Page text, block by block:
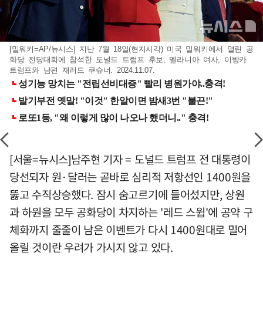
[밀워키=AP/뉴시스] 지난 7월 18일(현지시각) 미국 밀워키에서 열린 공
화당 전당대회에 참석한 도널드 트럼프 후보, 멜라니아 여사, 이방카
트럼프와 남편 재러드 쿠슈너. 2024.11.07.
[서울=뉴시스]남주현 기자 = 도널드 트럼프 전 대통령이
당선되자 원·달러는 곧바로 심리적 저항선인 1400원을
뚫고 수직상승했다. 잠시 숨고르기에 들어섰지만, 상원
과 하원을 모두 공화당이 차지하는 '레드 스윕'에 공약 구
체화까지 줄줄이 남은 이벤트가 다시 1400원대로 밀어
올릴 것이란 우려가 가시지 않고 있다.